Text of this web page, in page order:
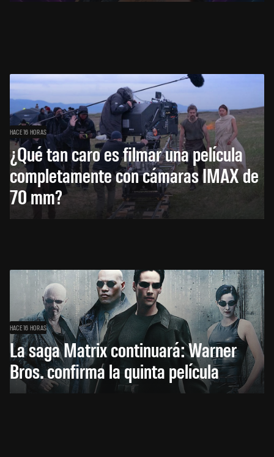
HACE 16 HORAS
¿Qué tan caro es filmar una película
completamente con cámaras IMAX de
70 mm?
HACE 16 HORAS
La saga Matrix continuará: Warner
Bros. confirma la quinta película